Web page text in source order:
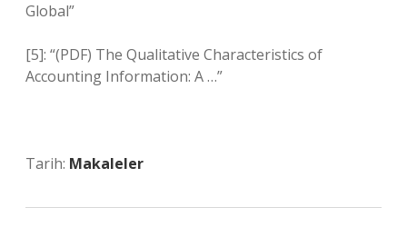
Global”
[5]: “(PDF) The Qualitative Characteristics of
Accounting Information: A …”
Tarih: Makaleler